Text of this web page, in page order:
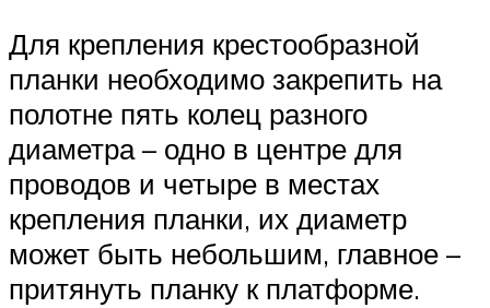
Для крепления крестообразной
планки необходимо закрепить на
полотне пять колец разного
диаметра – одно в центре для
проводов и четыре в местах
крепления планки, их диаметр
может быть небольшим, главное –
притянуть планку к платформе.